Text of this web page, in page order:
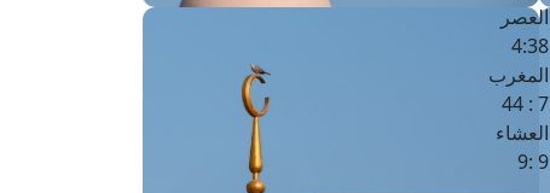
العصر
4:38
المغرب
7 : 44
العشاء
9 :9